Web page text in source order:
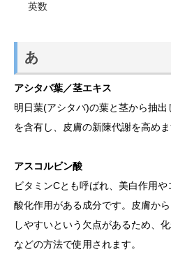
英数
あ
アシタバ葉／茎エキス
明日葉(アシタバ)の葉と茎から抽
を含有し、皮膚の新陳代謝を高めま
アスコルビン酸
ビタミンCとも呼ばれ、美白作用
酸化作用がある成分です。皮膚か
しやすいという欠点があるため、
などの方法で使用されます。